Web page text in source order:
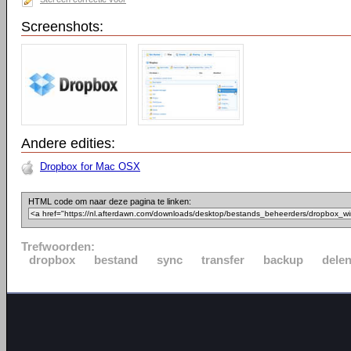
Screenshots:
Andere edities:
Dropbox for Mac OSX
HTML code om naar deze pagina te linken:
Trefwoorden:
dropbox
bestand sync transfer backup delen